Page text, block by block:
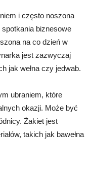
i często noszona
biznesowe
na co dzień w
jest zazwyczaj
jak wełna czy jedwab.
ubraniem, które
okazji. Może być
Żakiet jest
takich jak bawełna